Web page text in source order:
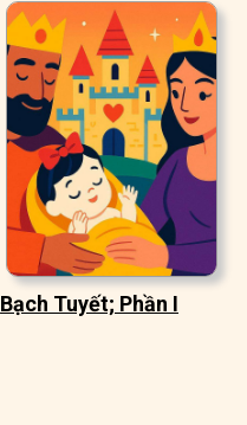
Bạch Tuyết; Phần I